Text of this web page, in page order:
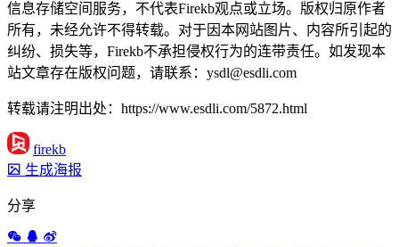
信息存储空间服务，不代表Firekb观点或立场。版权归原作者
所有，未经允许不得转载。对于因本网站图片、内容所引起的
纠纷、损失等，Firekb不承担侵权行为的连带责任。如发现本
站文章存在版权问题，请联系：ysdl@esdli.com
转载请注明出处：https://www.esdli.com/5872.html
firekb
生成海报
分享